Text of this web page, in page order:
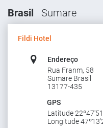
Brasil Sumare
Fildi Hotel
Endereço
Rua Franm, 58
Sumare Brasil
13177-435
GPS
Latitude
Longitude